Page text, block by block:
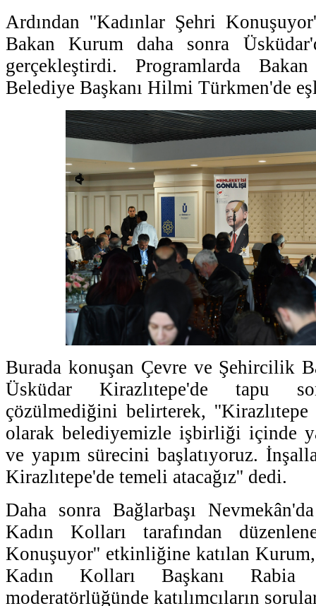
Ardından ''Kadınlar Şehri
Bakan Kurum daha sonra
gerçekleştirdi. Programlarda
Belediye Başkanı Hilmi Türkmen'de
Burada konuşan Çevre ve Şehircilik
Üsküdar Kirazlıtepe'de tapu
çözülmediğini belirterek, ''Kirazlıtepe
olarak belediyemizle işbirliği içinde
ve yapım sürecini başlatıyoruz.
Kirazlıtepe'de temeli atacağız'' dedi.
Daha sonra Bağlarbaşı
Kadın Kolları tarafından
Konuşuyor'' etkinliğine katılan
Kadın Kolları Başkanı Rabia
moderatörlüğünde katılımcıların